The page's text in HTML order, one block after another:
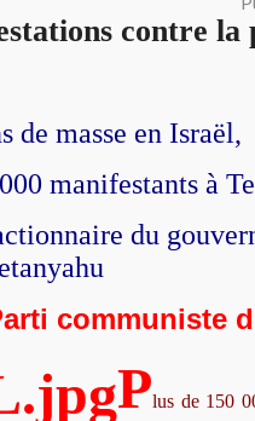
contre la
de masse en Israël,
manifestants à
du
communiste
Plus de 150